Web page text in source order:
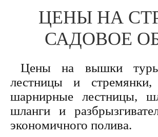
ЦЕНЫ НА
САДОВОЕ
Цены на вышки
лестницы и стремянки,
шарнирные лестницы,
шланги и
экономичного полива.